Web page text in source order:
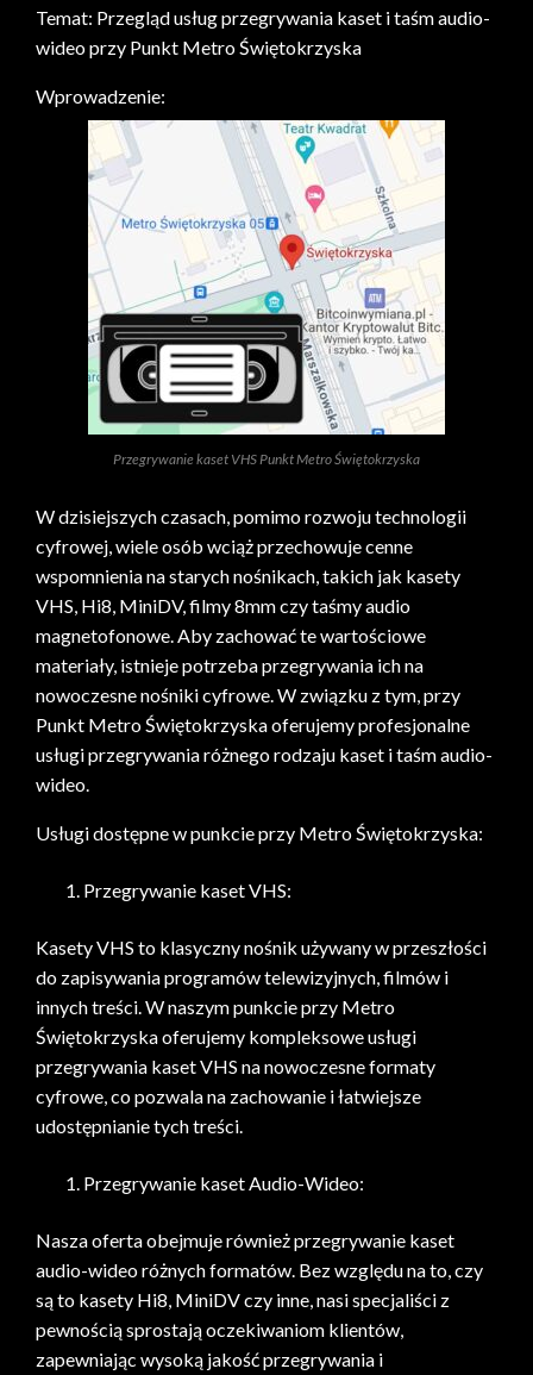
Temat: Przegląd usług przegrywania kaset i taśm audio-
wideo przy Punkt Metro Świętokrzyska
Wprowadzenie:
Przegrywanie kaset VHS Punkt Metro Świętokrzyska
W dzisiejszych czasach, pomimo rozwoju technologii
cyfrowej, wiele osób wciąż przechowuje cenne
wspomnienia na starych nośnikach, takich jak kasety
VHS, Hi8, MiniDV, filmy 8mm czy taśmy audio
magnetofonowe. Aby zachować te wartościowe
materiały, istnieje potrzeba przegrywania ich na
nowoczesne nośniki cyfrowe. W związku z tym, przy
Punkt Metro Świętokrzyska oferujemy profesjonalne
usługi przegrywania różnego rodzaju kaset i taśm audio-
wideo.
Usługi dostępne w punkcie przy Metro Świętokrzyska:
Przegrywanie kaset VHS:
Kasety VHS to klasyczny nośnik używany w przeszłości
do zapisywania programów telewizyjnych, filmów i
innych treści. W naszym punkcie przy Metro
Świętokrzyska oferujemy kompleksowe usługi
przegrywania kaset VHS na nowoczesne formaty
cyfrowe, co pozwala na zachowanie i łatwiejsze
udostępnianie tych treści.
Przegrywanie kaset Audio-Wideo:
Nasza oferta obejmuje również przegrywanie kaset
audio-wideo różnych formatów. Bez względu na to, czy
są to kasety Hi8, MiniDV czy inne, nasi specjaliści z
pewnością sprostają oczekiwaniom klientów,
zapewniając wysoką jakość przegrywania i